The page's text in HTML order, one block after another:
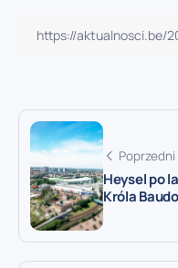
Heysel po
Króla